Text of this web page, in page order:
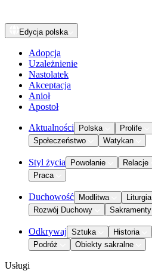
Edycja polska
Adopcja
Uzależnienie
Nastolatek
Akceptacja
Anioł
Apostoł
Aktualności Polska Prolife
Społeczeństwo
Watykan
Styl życia Powołanie Relacje
Praca
Duchowość Modlitwa Liturgia
Rozwój Duchowy
Sakramenty
Odkrywaj Sztuka Historia
Podróż
Obiekty sakralne
Usługi